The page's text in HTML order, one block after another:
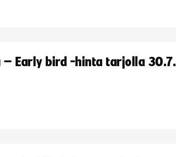
– Early bird -hinta tarjolla 30.7.